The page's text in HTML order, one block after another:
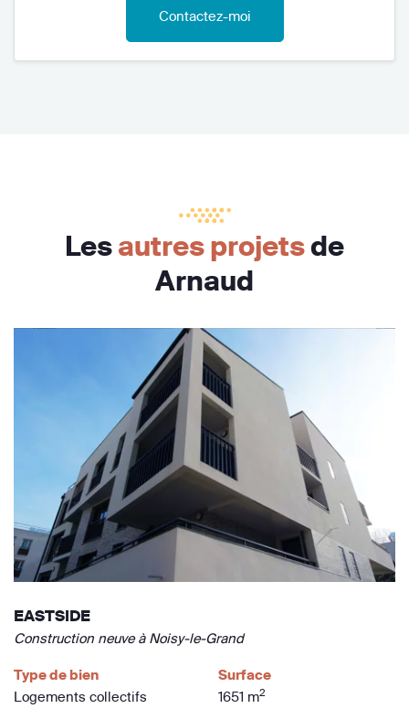
Contactez-moi
Lesautres projetsde
Arnaud
EASTSIDE
Construction neuve à Noisy-le-Grand
Type de bien
Logements collectifs
Surface
1651 m2